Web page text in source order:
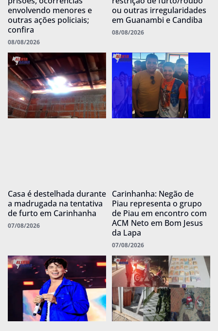
envolvendo menores e
outras ações policiais;
confira
08/08/2026
ou outras irregularidades
em Guanambi e Candiba
08/08/2026
Casa é destelhada durante
a madrugada na tentativa
de furto em Carinhanha
07/08/2026
Carinhanha: Negão de
Piau representa o grupo
de Piau em encontro com
ACM Neto em Bom Jesus
da Lapa
07/08/2026